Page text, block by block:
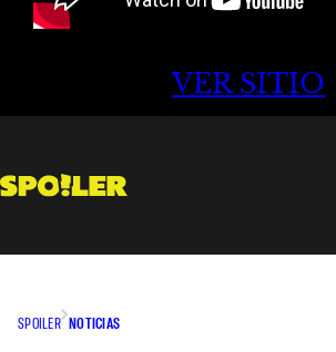
VER SITIO
SPOILER NOTICIAS